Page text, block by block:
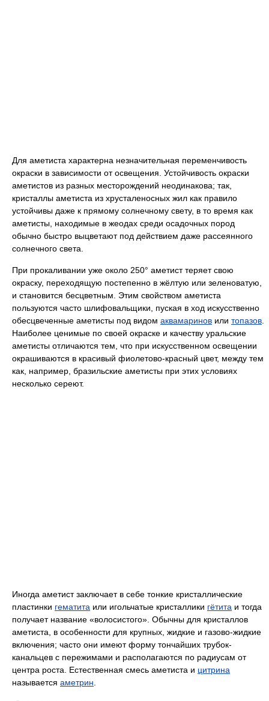
Для аметиста характерна незначительная переменчивость
окраски в зависимости от освещения. Устойчивость окраски
аметистов из разных месторождений неодинакова; так,
кристаллы аметиста из хрусталеносных жил как правило
устойчивы даже к прямому солнечному свету, в то время как
аметисты, находимые в жеодах среди осадочных пород
обычно быстро выцветают под действием даже рассеянного
солнечного света.
При прокаливании уже около 250° аметист теряет свою
окраску, переходящую постепенно в жёлтую или зеленоватую,
и становится бесцветным. Этим свойством аметиста
пользуются часто шлифовальщики, пуская в ход искусственно
обесцвеченные аметисты под видом аквамаринов или топазов
Наиболее ценимые по своей окраске и качеству уральские
аметисты отличаются тем, что при искусственном освещении
окрашиваются в красивый фиолетово-красный цвет, между тем
как, например, бразильские аметисты при этих условиях
несколько сереют.
Иногда аметист заключает в себе тонкие кристаллические
пластинки гематита или игольчатые кристаллики гётита и тогда
получает название «волосистого». Обычны для кристаллов
аметиста, в особенности для крупных, жидкие и газово-жидкие
включения; часто они имеют форму тончайших трубок-
канальцев с пережимами и располагаются по радиусам от
центра роста. Естественная смесь аметиста и цитрина
называется аметрин